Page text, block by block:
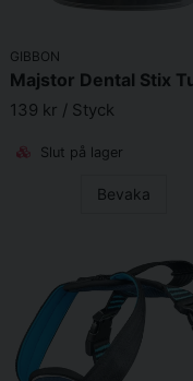
GIBBON
139 kr / Styck
Slut på lager
Bevaka